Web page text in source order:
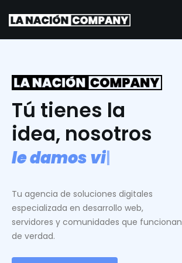
Tú tienes la
idea, nosotros
ledamosvid
Tu agencia de soluciones digitales
especializada en desarrollo web,
servidores y comunidades que funcionan
de verdad.